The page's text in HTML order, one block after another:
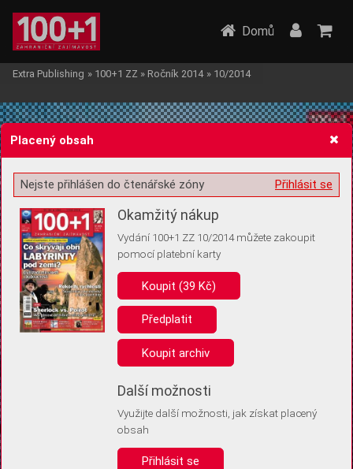
Žádost o souhlas s ukládáním volitelných informací
Pro základní fungování webu nepotřebujeme ukládat žádné informace
(tzv. cookies apod.). Rádi bychom vás ale požádali o souhlas s
uložením volitelných informací:
Anonymní unikátní ID
Díky němu příště poznáme, že se jedná o stejné zařízení, a
Identifikátor je zcela anonymní.
Vaše souhlasy a odmítnutí si ukládáme do vašeho zařízení, abychom se
vás už příště znovu neptali. Můžete je kdykoli později upravit ve Správě
Domů
Extra Publishing » 100+1 ZZ » Ročník 2014 » 10/2014
Placený obsah
Přihlásit se
Nejste přihlášen do čtenářské zóny
Okamžitý nákup
Vydání 100+1 ZZ 10/2014 můžete zakoupit
pomocí platební karty
Koupit (39 Kč)
Předplatit
Koupit archiv
Další možnosti
Využijte další možnosti, jak získat placený
obsah
Přihlásit se